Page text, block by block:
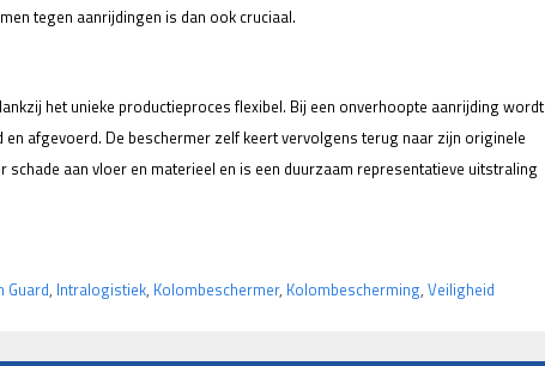
tegen aanrijdingen is dan ook cruciaal.
het unieke productieproces flexibel. Bij een onverhoopte aanrijding wordt
afgevoerd. De beschermer zelf keert vervolgens terug naar zijn originele
schade aan vloer en materieel en is een duurzaam representatieve uitstraling
Guard, Intralogistiek, Kolombeschermer, Kolombescherming, Veiligheid